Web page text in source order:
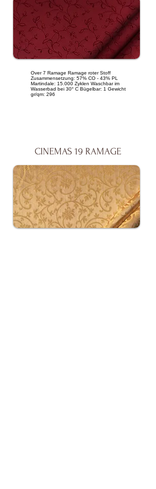
Over 7 Ramage Ramage roter Stoff
Zusammensetzung: 57% CO - 43% PL
Martindale: 15.000 Zyklen Waschbar im
Wasserbad bei 30° C Bügelbar: 1 Gewicht
gr/qm: 296
CINEMAS 19 RAMAGE